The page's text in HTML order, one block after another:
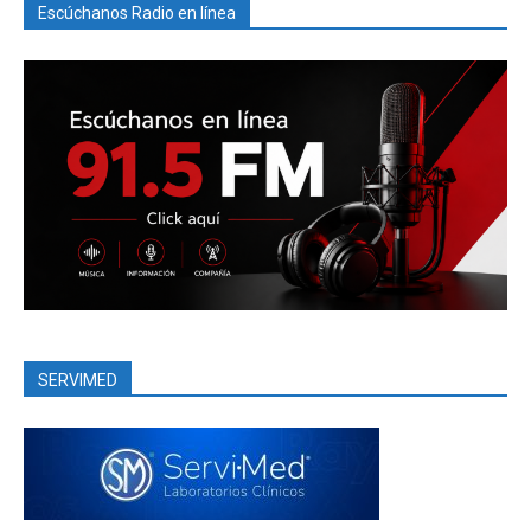
Escúchanos Radio en línea
SERVIMED